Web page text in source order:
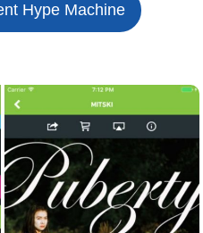
Hype Machine